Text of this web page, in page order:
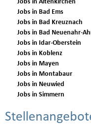
Jobs in Altenkirchen
Jobs in Bad Ems
Jobs in Bad Kreuznach
Jobs in Bad Neuenahr-
Jobs in Idar-Oberstein
Jobs in Koblenz
Jobs in Mayen
Jobs in Montabaur
Jobs in Neuwied
Jobs in Simmern